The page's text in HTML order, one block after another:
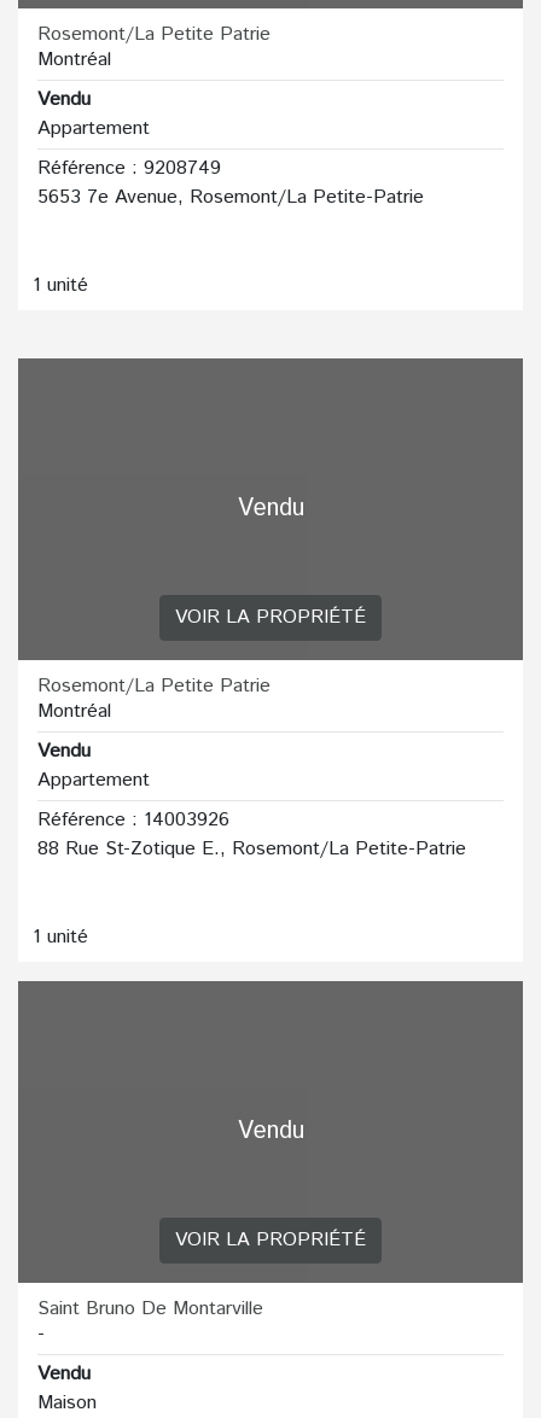
Rosemont/La Petite Patrie
Montréal
Vendu
Appartement
Référence : 9208749
5653 7e Avenue, Rosemont/La Petite-Patrie
1 unité
Vendu
VOIR LA PROPRIÉTÉ
Rosemont/La Petite Patrie
Montréal
Vendu
Appartement
Référence : 14003926
88 Rue St-Zotique E., Rosemont/La Petite-Patrie
1 unité
Vendu
VOIR LA PROPRIÉTÉ
Saint Bruno De Montarville
-
Vendu
Maison